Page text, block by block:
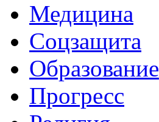
Медицина
Соцзащита
Образование
Прогресс